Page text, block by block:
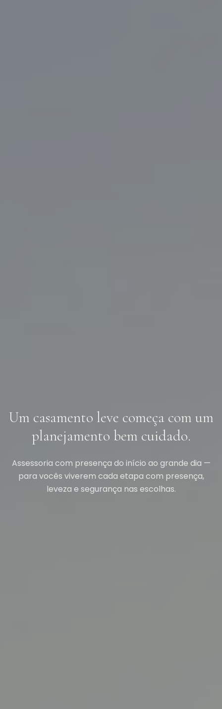
Um casamento leve começa com um
planejamento bem cuidado.
Assessoria com presença do início ao grande dia —
para vocês viverem cada etapa com presença,
leveza e segurança nas escolhas.